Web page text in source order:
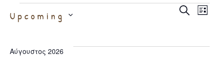
Search List
Upcoming
Select
date.
Αύγουστος 2026